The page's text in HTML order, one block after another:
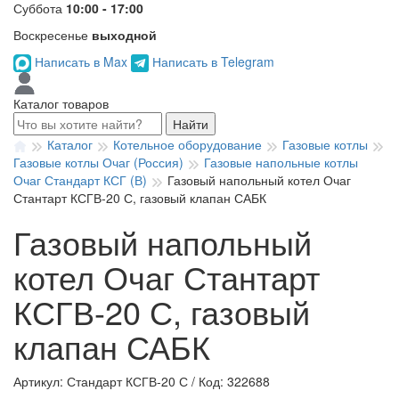
Суббота 10:00 - 17:00
Воскресенье выходной
Написать в Max
Написать в Telegram
Каталог товаров
Найти
Каталог
Котельное оборудование
Газовые котлы
Газовые котлы Очаг (Россия)
Газовые напольные котлы
Очаг Стандарт КСГ (В)
Газовый напольный котел Очаг
Стантарт КСГВ-20 С, газовый клапан САБК
Газовый напольный
котел Очаг Стантарт
КСГВ-20 С, газовый
клапан САБК
Артикул: Стандарт КСГВ-20 С / Код: 322688